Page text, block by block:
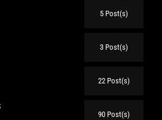
5 Post(s)
3 Post(s)
22 Post(s)
90 Post(s)